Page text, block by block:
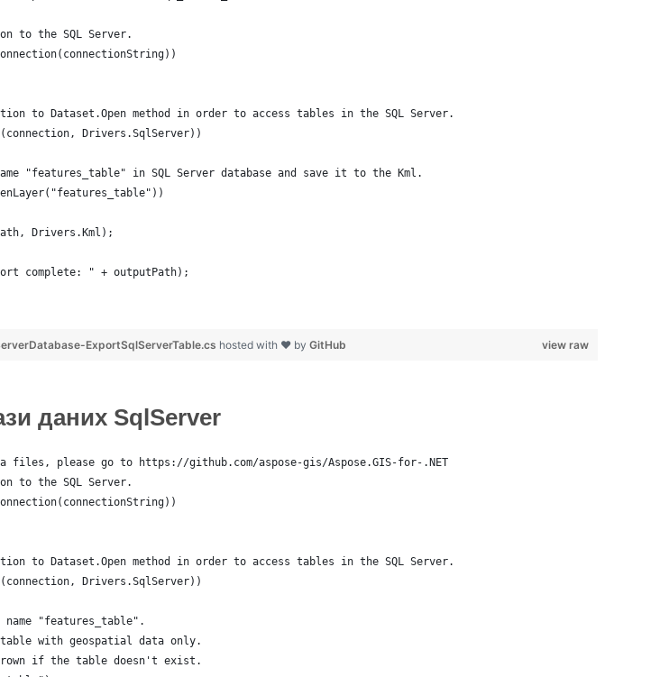
to the SQL Server.
to Dataset.Open method in order to access tables in the SQL Server.
Drivers.SqlServer))
"features_table" in SQL Server database and save it to the Kml.
Drivers.Kml);
complete: " + outputPath);
view raw
ExportSqlServerTable.cs hosted with ❤ by GitHub
даних SqlServer
files, please go to https://github.com/aspose-gis/Aspose.GIS-for-.NET
to the SQL Server.
to Dataset.Open method in order to access tables in the SQL Server.
Drivers.SqlServer))
"features_table".
with geospatial data only.
if the table doesn't exist.